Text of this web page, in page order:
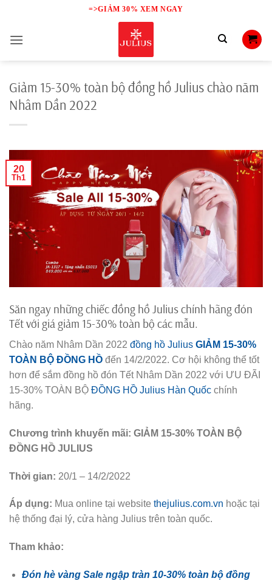
content
=>GIẢM 30% XEM NGAY
Giảm 15-30% toàn bộ đồng hồ Julius chào năm
Nhâm Dần 2022
20
Th1
Săn ngay những chiếc đồng hồ Julius chính hãng đón
Tết với giá giảm 15-30% toàn bộ các mẫu.
Chào năm Nhâm Dần 2022 đồng hồ Julius GIẢM 15-30%
TOÀN BỘ ĐỒNG HỒ đến 14/2/2022. Cơ hội không thể tốt
hơn để sắm đồng hồ đón Tết Nhâm Dần 2022 với ƯU ĐÃI
15-30% TOÀN BỘ ĐỒNG HỒ Julius Hàn Quốc chính
hãng.
Chương trình khuyến mãi: GIẢM 15-30% TOÀN BỘ
ĐỒNG HỒ JULIUS
Thời gian: 20/1 – 14/2/2022
Áp dụng: Mua online tại website thejulius.com.vn hoặc tại
hệ thống đại lý, cửa hàng Julius trên toàn quốc.
Tham khảo:
Đón hè vàng Sale ngập tràn 10-30% toàn bộ đồng